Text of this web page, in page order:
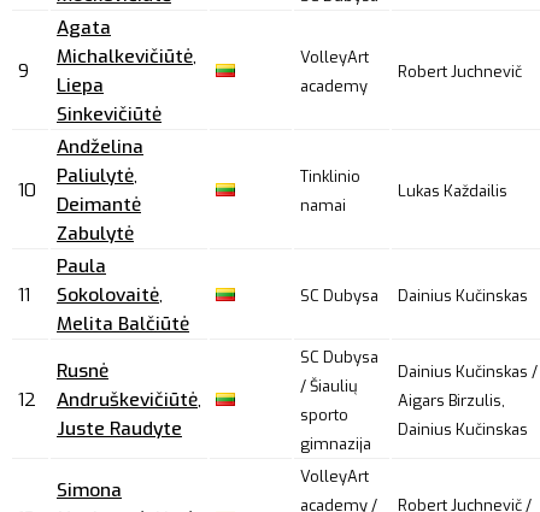
9
Agata
Michalkevičiūtė,
Liepa
Sinkevičiūtė
VolleyArt
academy
Robert Juchnevič
10
Andželina
Paliulytė,
Deimantė
Zabulytė
Tinklinio
namai
Lukas Každailis
11
Paula
Sokolovaitė,
Melita Balčiūtė
SC Dubysa Dainius Kučinskas
12
Rusnė
Andruškevičiūtė,
Juste Raudyte
SC Dubysa
/ Šiaulių
sporto
gimnazija
Dainius Kučinskas /
Aigars Birzulis,
Dainius Kučinskas
Simona
VolleyArt
academy /
Robert Juchnevič /